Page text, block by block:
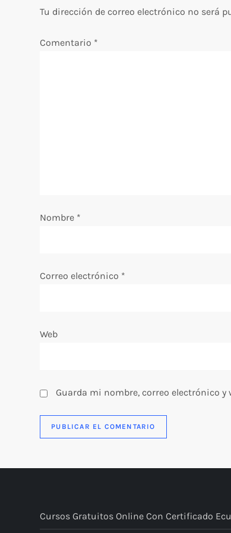
a
c
e
t
a
a
s
Tu dirección de correo electrónico no será
Comentario *
Nombre *
Correo electrónico *
Web
Guarda mi nombre, correo electrónico
Cursos Gratuitos Online Con Certificado